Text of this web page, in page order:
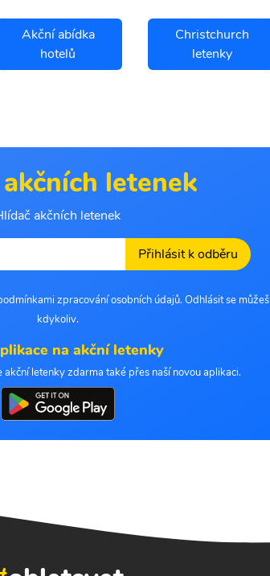
Akční abídka
hotelů
Christchurch
letenky
letenek
akčních letenek
Přihlásit k odběru
zpracování osobních údajů. Odhlásit se můžeš
kdykoliv.
na akční letenky
letenky zdarma také přes naší novou aplikaci.